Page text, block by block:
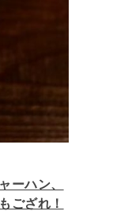
ーハン、
ござれ！